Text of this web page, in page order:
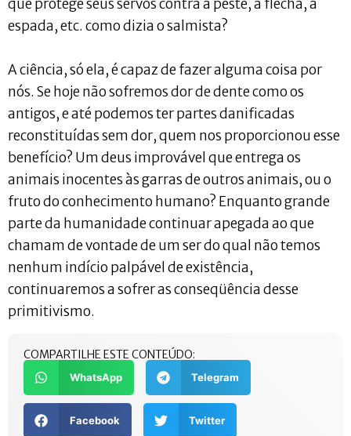
que protege seus servos contra a peste, a flecha, a
espada, etc. como dizia o salmista?
A ciência, só ela, é capaz de fazer alguma coisa por
nós. Se hoje não sofremos dor de dente como os
antigos, e até podemos ter partes danificadas
reconstituídas sem dor, quem nos proporcionou esse
benefício? Um deus improvável que entrega os
animais inocentes às garras de outros animais, ou o
fruto do conhecimento humano? Enquanto grande
parte da humanidade continuar apegada ao que
chamam de vontade de um ser do qual não temos
nenhum indício palpável de existência,
continuaremos a sofrer as conseqüência desse
primitivismo.
COMPARTILHE ESTE CONTEÚDO:
WhatsApp Telegram
Facebook Twitter